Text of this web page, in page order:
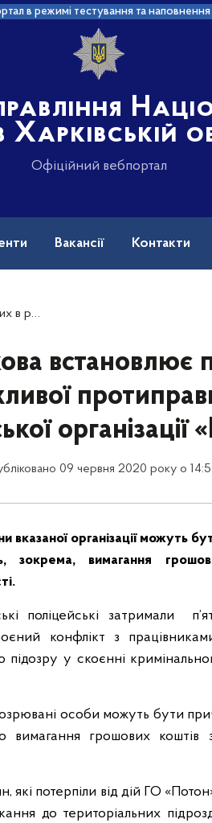
в режимі тестування та наповнення
Харківській
Офіційний вебпортал
Вакансії Контакти
«Потон»
встановлює
організації
09 червня 2020 року о
організації можуть
зокрема, вимагання
поліцейські затримали
конфлікт з
у скоєнні
особи можуть бути
грошових коштів
які потерпіли від дій ГО
до територіальних